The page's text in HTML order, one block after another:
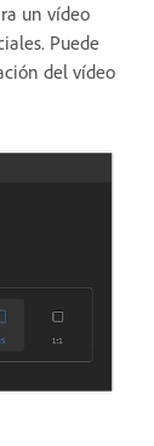
un vídeo
Puede
del vídeo